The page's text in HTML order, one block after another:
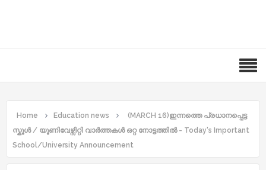
Home Education news
(MARCH 16)ഇന്നത്തെ പ്രധാനപ്പെട്ട
സ്കൂൾ / യൂണിവേഴ്സിറ്റി വാർത്തകൾ ഒറ്റ നോട്ടത്തിൽ - Today's Important
School/University Announcement